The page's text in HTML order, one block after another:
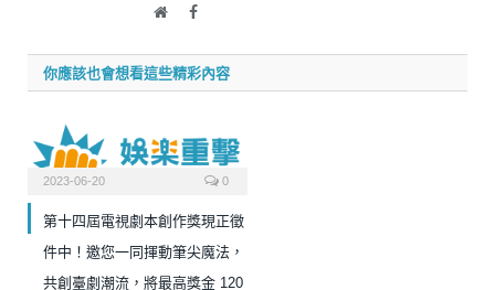
WebsiteFacebook
你應該也會想看這些精彩內容
2023-06-20 0
第十四屆電視劇本創作獎現正徵
件中！邀您一同揮動筆尖魔法，
共創臺劇潮流，將最高獎金 120